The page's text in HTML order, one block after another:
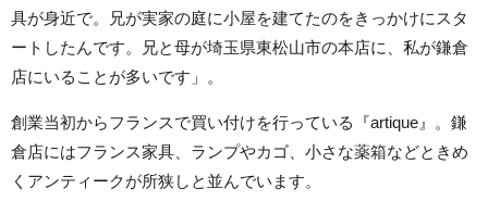
具が身近で。兄が実家の庭に小屋を建てたのをきっかけにスタ
ートしたんです。兄と母が埼玉県東松山市の本店に、私が鎌倉
店にいることが多いです」。
創業当初からフランスで買い付けを行っている『artique』。鎌
倉店にはフランス家具、ランプやカゴ、小さな薬箱などときめ
くアンティークが所狭しと並んでいます。